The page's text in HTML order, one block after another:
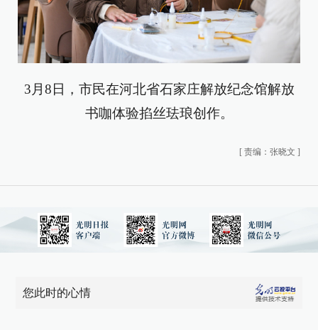
3月8日，市民在河北省石家庄解放纪念馆解放
书咖体验掐丝珐琅创作。
[ 责编：张晓文 ]
您此时的心情